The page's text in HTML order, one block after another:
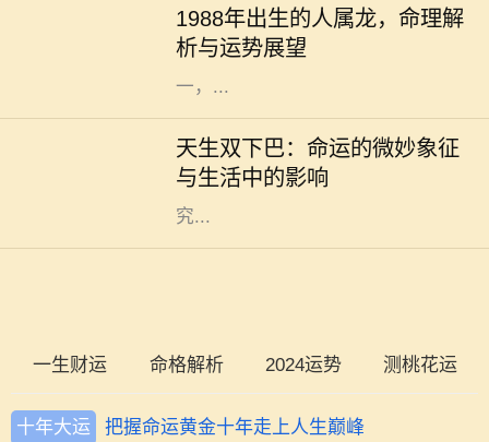
1988年出生的人属龙，命理解
析与运势展望
性格特征和命理意义。1988年出生的
人，生肖属龙。龙作为十二生肖之
一，...
天生双下巴：命运的微妙象征
与生活中的影响
在我们的生活中，外貌常常是人们最
先注意到的特点之一。双下巴，作为
一种常见的面部特征，通常被视作审
美上的“瑕疵”。然而，天生双下巴
究...
一生财运 命格解析 2024运势 测桃花运
十年大运 把握命运黄金十年走上人生巅峰